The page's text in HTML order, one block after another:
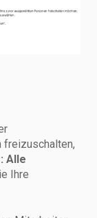
freizuschalten,
Alle
Ihre